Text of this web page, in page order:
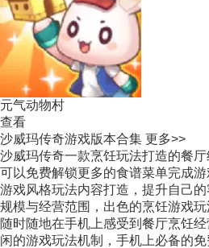
元气动物村
查看
沙威玛传奇游戏版本合集 更多>>
沙威玛传奇一款烹饪玩法打造的餐
可以免费解锁更多的食谱菜单完成
游戏风格玩法内容打造，提升自己
规模与经营范围，出色的烹饪游戏
随时随地在手机上感受到餐厅烹饪
闲的游戏玩法机制，手机上必备的